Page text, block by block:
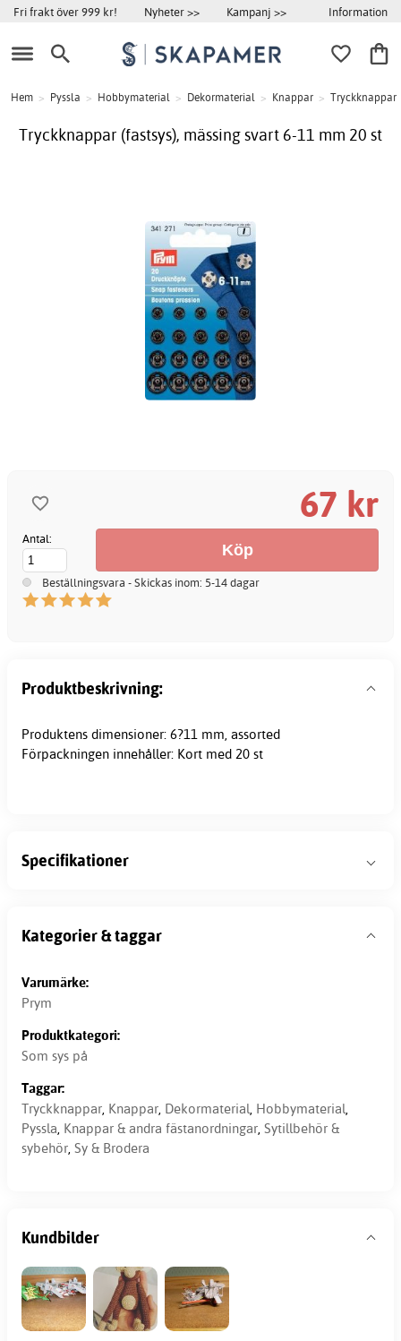
Fri frakt över 999 kr! Nyheter >> Kampanj >> Information
Hem > Pyssla > Hobbymaterial > Dekormaterial > Knappar > Tryckknappar
Tryckknappar (fastsys), mässing svart 6-11 mm 20 st
67 kr
Antal:
Beställningsvara - Skickas inom: 5-14 dagar
Produktbeskrivning:
Produktens dimensioner: 6?11 mm, assorted
Förpackningen innehåller: Kort med 20 st
Specifikationer
Kategorier & taggar
Varumärke:
Prym
Produktkategori:
Som sys på
Taggar:
Tryckknappar, Knappar, Dekormaterial, Hobbymaterial,
Pyssla, Knappar & andra fästanordningar, Sytillbehör &
sybehör, Sy & Brodera
Kundbilder